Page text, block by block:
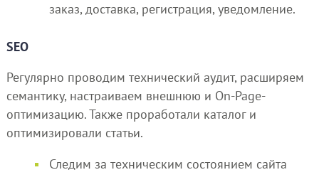
заказ, доставка, регистрация, уведомление.
SEO
Регулярно проводим технический аудит, расширяем
семантику, настраиваем внешнюю и On-Page-
оптимизацию. Также проработали каталог и
оптимизировали статьи.
Следим за техническим состоянием сайта